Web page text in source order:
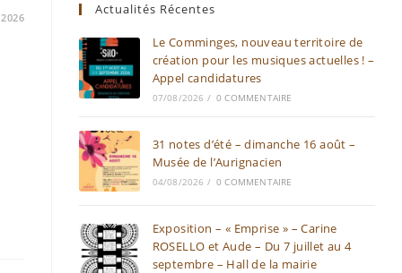
Actualités Récentes
Le Comminges, nouveau territoire de
création pour les musiques actuelles ! –
Appel candidatures
07/08/2026 / 0 COMMENTAIRE
31 notes d’été – dimanche 16 août –
Musée de l’Aurignacien
04/08/2026 / 0 COMMENTAIRE
Exposition – « Emprise » – Carine
ROSELLO et Aude – Du 7 juillet au 4
septembre – Hall de la mairie